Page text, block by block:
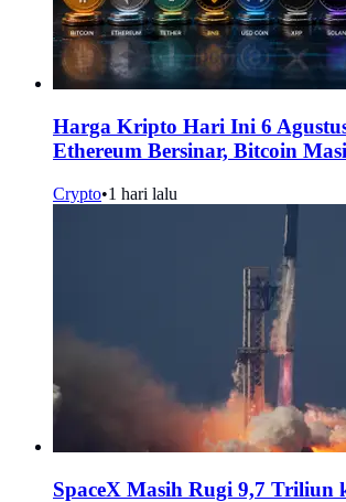
Harga Kripto Hari Ini 6
Ethereum Bersinar, Bitcoin
Crypto•1 hari lalu
SpaceX Masih Rugi 9,7 Triliun